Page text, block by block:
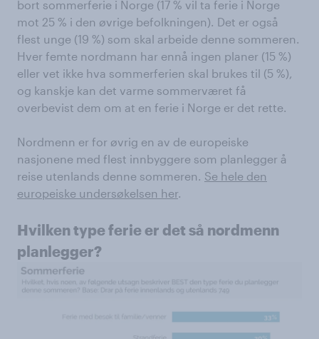
bort sommerferie i Norge (17 % vil ta ferie i Norge
mot 25 % i den øvrige befolkningen). Det er også
flest unge (19 %) som skal arbeide denne sommeren.
Hver femte nordmann har ennå ingen planer (15 %)
eller vet ikke hva sommerferien skal brukes til (5 %),
og kanskje kan det varme sommerværet få
overbevist dem om at en ferie i Norge er det rette.
Nordmenn er for øvrig en av de europeiske
nasjonene med flest innbyggere som planlegger å
reise utenlands denne sommeren. Se hele den
europeiske undersøkelsen her.
Hvilken type ferie er det så nordmenn
planlegger?​​